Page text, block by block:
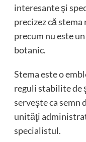
interesante şi
precizez că
precum nu este
botanic.
Stema este o
reguli stabilite de
serveşte ca semn
unităţi
specialistul.